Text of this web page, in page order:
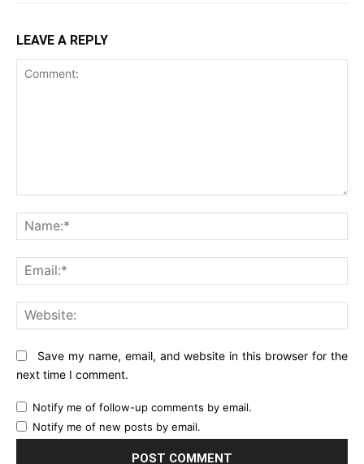
LEAVE A REPLY
Save my name, email, and website in this browser for the
next time I comment.
Notify me of follow-up comments by email.
Notify me of new posts by email.